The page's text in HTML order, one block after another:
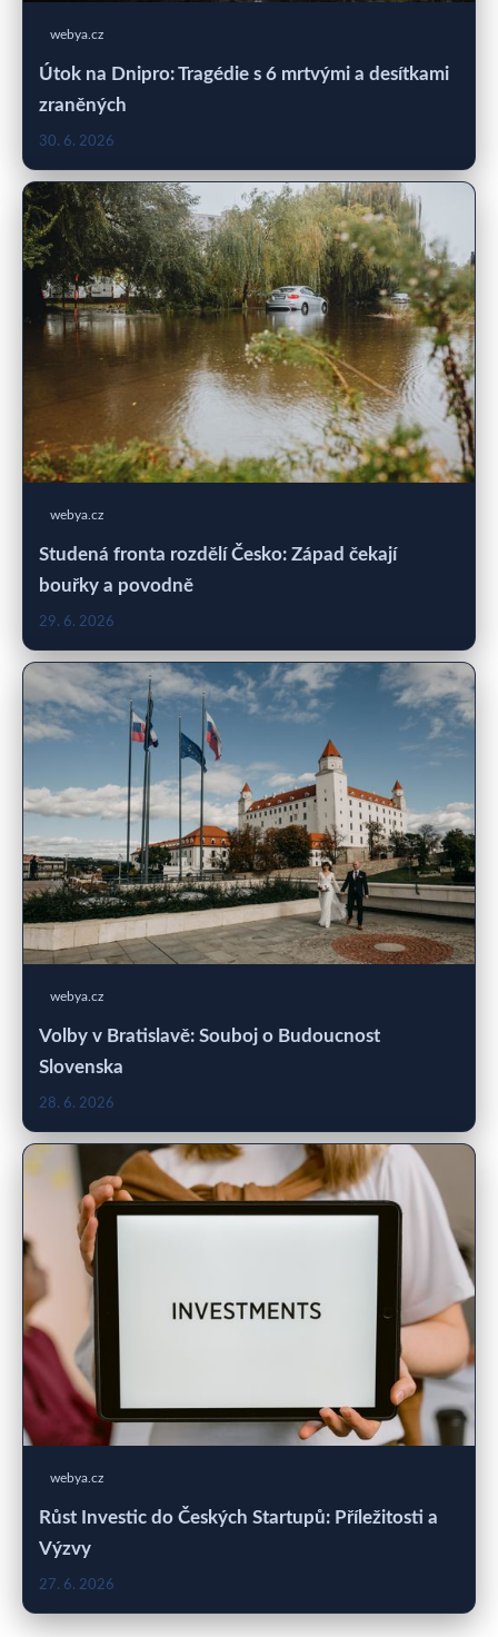
webya.cz
Útok na Dnipro: Tragédie s 6 mrtvými a desítkami
zraněných
30. 6. 2026
webya.cz
Studená fronta rozdělí Česko: Západ čekají
bouřky a povodně
29. 6. 2026
webya.cz
Volby v Bratislavě: Souboj o Budoucnost
Slovenska
28. 6. 2026
webya.cz
Růst Investic do Českých Startupů: Příležitosti a
Výzvy
27. 6. 2026